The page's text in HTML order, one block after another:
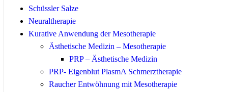
Schüssler Salze
Neuraltherapie
Kurative Anwendung der Mesotherapie
Ästhetische Medizin – Mesotherapie
PRP – Ästhetische Medizin
PRP- Eigenblut PlasmA Schmerztherapie
Raucher Entwöhnung mit Mesotherapie